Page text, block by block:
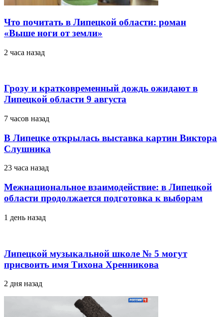
Что почитать в Липецкой области: роман
«Выше ноги от земли»
2 часа назад
Грозу и кратковременный дождь ожидают в
Липецкой области 9 августа
7 часов назад
В Липецке открылась выставка картин Виктора
Слушника
23 часа назад
Межнациональное взаимодействие: в Липецкой
области продолжается подготовка к выборам
1 день назад
Липецкой музыкальной школе № 5 могут
присвоить имя Тихона Хренникова
2 дня назад